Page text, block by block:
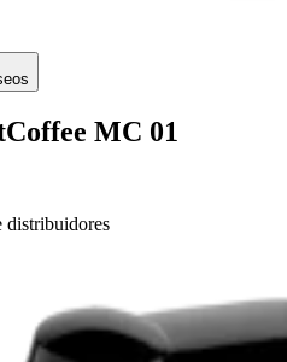
MC 01
distribuidores